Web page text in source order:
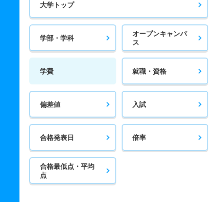
大学トップ
学部・学科
オープンキャンパ
ス
学費 就職・資格
偏差値 入試
合格発表日 倍率
合格最低点・平均
点